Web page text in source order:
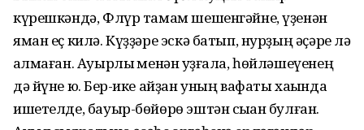
күрешкәндә, Флүр тамам шешенгәйне, үҙенән
яман еҫ килә. Күҙҙәре эскә батып, нурҙың әҫәре лә
ҡалмаған. Ауырлыҡ менән ҡуҙғала, һөйләшеүенең
дә йүне юҡ. Бер-ике айҙан уның вафаты хаҡында
ишетелде, бауыр-бөйөрө эштән сыҡҡан булған.